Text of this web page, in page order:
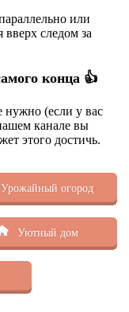
или
вверх следом за
конца 👍
нужно (если у вас
канале вы
этого достичь.
Урожайный огород
Уютный дом